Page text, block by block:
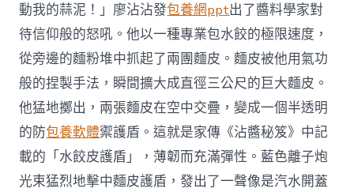
動我的蒜泥！」廖沾沾發包養網ppt出了醬料學家對
待信仰般的怒吼。他以一種專業包水餃的極限速度，
從旁邊的麵粉堆中抓起了兩團麵皮。麵皮被他用氣功
般的捏製手法，瞬間擴大成直徑三公尺的巨大麵皮。
他猛地擲出，兩張麵皮在空中交疊，變成一個半透明
的防包養軟體禦護盾。這就是家傳《沾醬秘笈》中記
載的「水餃皮護盾」，薄韌而充滿彈性。藍色離子炮
光束猛烈地擊中麵皮護盾，發出了一聲像是汽水開蓋